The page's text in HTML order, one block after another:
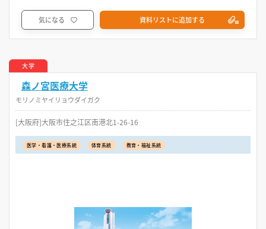
気になる 資料リストに追加する
大学
森ノ宮医療大学
モリノミヤイリョウダイガク
[大阪府]大阪市住之江区南港北1-26-16
医学・看護・医療系統 体育系統 教育・福祉系統